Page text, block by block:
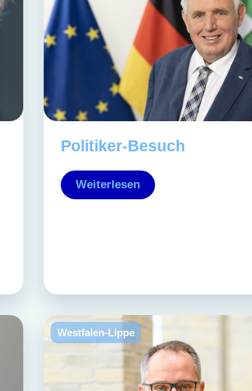
Politiker-Besuch
Weiterlesen
Westfalen-Lippe